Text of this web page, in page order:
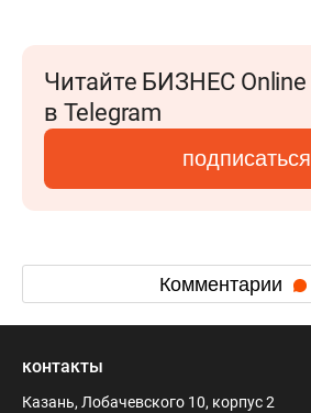
Читайте БИЗНЕС Online
в Telegram
подписаться
Комментарии
контакты
Казань, Лобачевского 10, корпус 2